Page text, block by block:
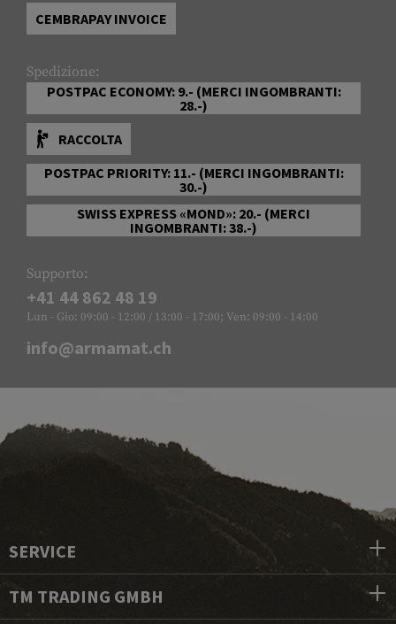
CEMBRAPAY INVOICE
Spedizione:
POSTPAC ECONOMY: 9.- (MERCI INGOMBRANTI:
28.-)
RACCOLTA
POSTPAC PRIORITY: 11.- (MERCI INGOMBRANTI:
30.-)
SWISS EXPRESS «MOND»: 20.- (MERCI
INGOMBRANTI: 38.-)
Supporto:
+41 44 862 48 19
Lun - Gio: 09:00 - 12:00 / 13:00 - 17:00; Ven: 09:00 - 14:00
info@armamat.ch
SERVICE
TM TRADING GMBH